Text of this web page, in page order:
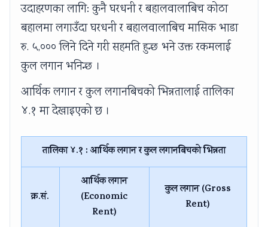
उदाहरणका लागि: कुनै घरधनी र बहालवालाबिच कोठा
बहालमा लगाउँदा घरधनी र बहालवालाबिच मासिक भाडा
रु. ५,००० लिने दिने गरी सहमति हुन्छ भने उक्त रकमलाई
कुल लगान भनिन्छ ।
आर्थिक लगान र कुल लगानबिचको भिन्नतालाई तालिका
४.१ मा देखाइएको छ ।
तालिका ४.१ : आर्थिक लगान र कुल लगानबिचको भिन्नता
क्र.सं.
आर्थिक लगान
(Economic
Rent)
कुल लगान (Gross
Rent)